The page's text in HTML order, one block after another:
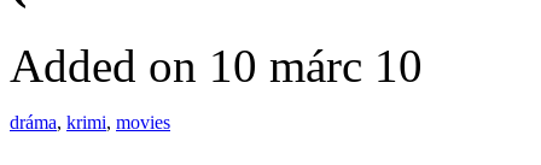
Added on 10 márc 10
dráma, krimi, movies